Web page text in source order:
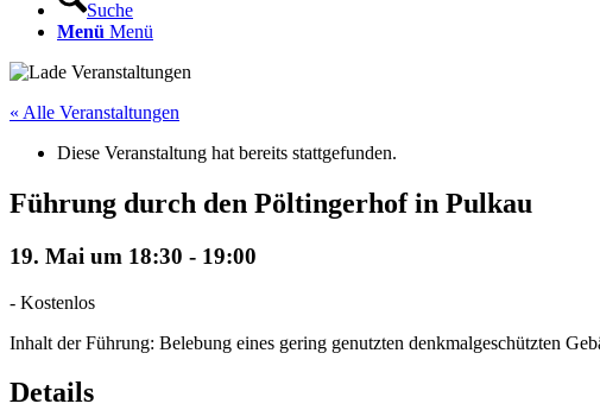
Suche
Menü Menü
« Alle Veranstaltungen
Diese Veranstaltung hat bereits stattgefunden.
Führung durch den Pöltingerhof in Pulkau
19. Mai um 18:30 - 19:00
- Kostenlos
Inhalt der Führung: Belebung eines gering genutzten denkmalgeschützten
Details